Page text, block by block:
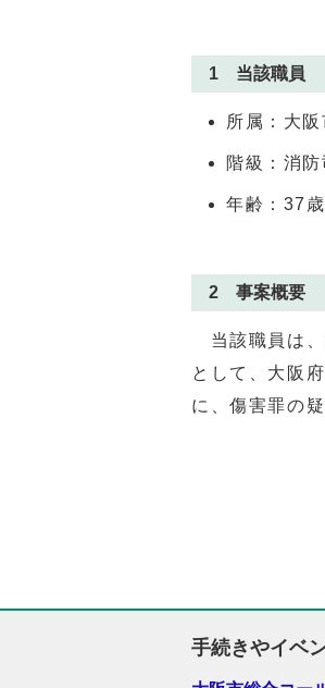
1 当該職員
所属：大
階級：消
年齢：37歳
2 事案概要
当該職員は
として、大阪
に、傷害罪の
手続きやイベ